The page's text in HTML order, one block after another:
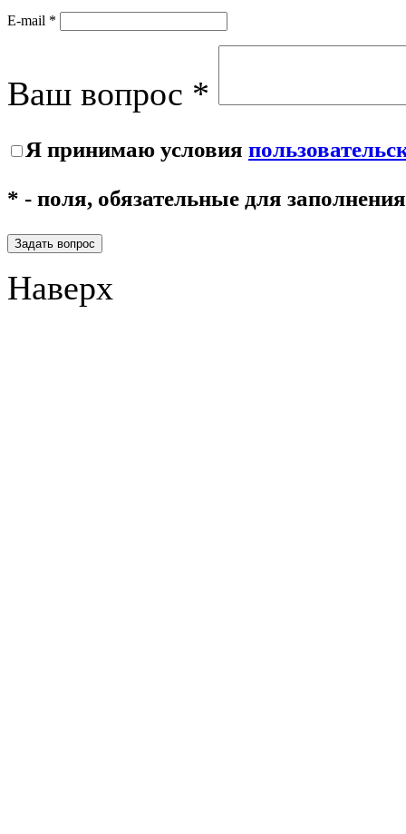
E-mail *
Ваш вопрос *
Я принимаю условия
* - поля, обязательные для заполнения
Задать вопрос
Наверх